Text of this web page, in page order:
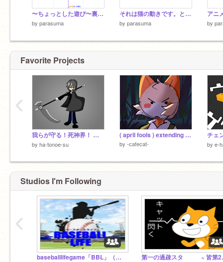
〜ちょっとした遊び〜裏設計図《特別公開》
by parasuma
それは猫の動きです。とてもおもしろい
by parasuma by
Favorite Projects
我らが守る！死神界！ ファンアート＆支援画
by ha-tonoe-su
( april fools ) extending hiatus ;_;
by -cafecat- by e-
‹
Studios I'm Following
baseballlifegame「BBL」（野球ゲーム）同好会スクラッチ支社 第一
‹